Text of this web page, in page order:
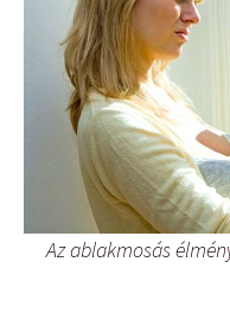
Az ablakmosás